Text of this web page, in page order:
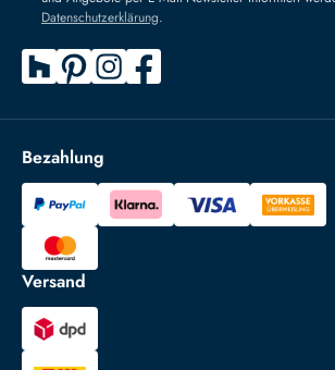
Datenschutzerklärung.
Bezahlung
Versand